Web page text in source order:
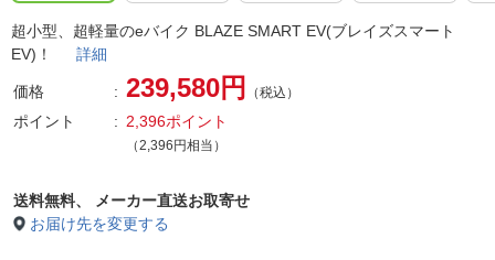
超小型、超軽量のeバイク BLAZE SMART EV(ブレイズスマート
EV)！ 詳細
価格 239,580円 （税込）
ポイント 2,396ポイント
（2,396円相当）
送料無料、
メーカー直送お取寄せ
お届け先を変更する